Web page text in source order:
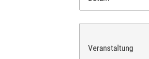
Veranstaltung